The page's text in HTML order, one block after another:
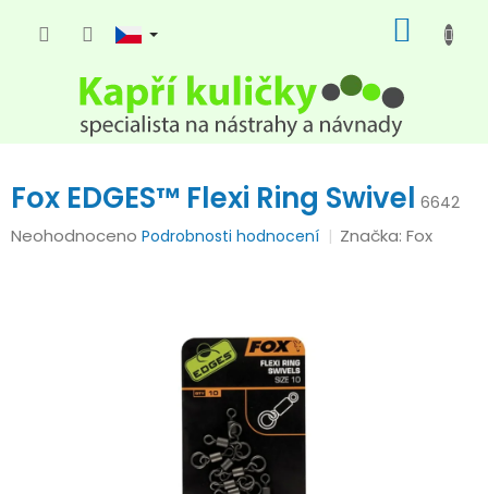
KOŠÍK
Fox EDGES™ Flexi Ring Swivel 6642
Průměrné
Neohodnoceno Podrobnosti hodnocení Značka:Fox